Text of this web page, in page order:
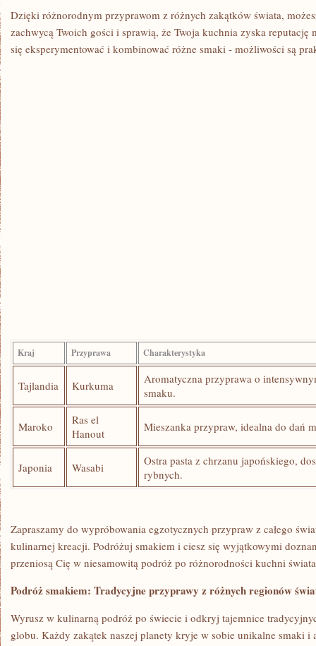
Dzięki różnorodnym przyprawom z ⁤różnych zakątków świata,
‌zachwycą Twoich gości i sprawią, że Twoja ⁢kuchnia zyska
się eksperymentować i kombinować różne⁣ smaki ​- możliwości ⁤są
Kraj Przyprawa Charakterystyka
Tajlandia Kurkuma
Aromatyczna przyprawa o‌
⁣smaku.
Maroko
Ras el
Hanout
Mieszanka przypraw, idealna do dań
Japonia Wasabi
Ostra pasta z‍ chrzanu japońskiego,
rybnych.
Zapraszamy do wypróbowania‍ egzotycznych przypraw z ‍całego
kulinarnej kreacji. Podróżuj smakiem i ciesz ⁣się wyjątkowymi
przeniosą​ Cię⁢ w niesamowitą podróż po różnorodności kuchni
Podróż smakiem: ‌Tradycyjne przyprawy ⁤z różnych regionów
Wyrusz w kulinarną‍ podróż ​po świecie i odkryj tajemnice
globu. Każdy‌ zakątek naszej planety kryje w⁤ sobie unikalne smaki i